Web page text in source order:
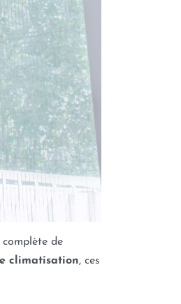
de
climatisation, ces